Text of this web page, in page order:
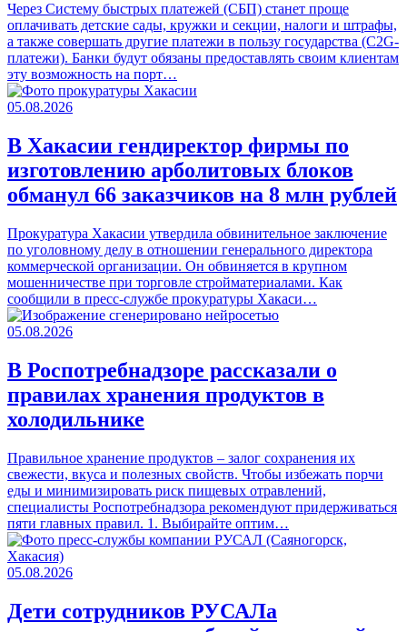
Через Систему быстрых платежей (СБП) станет проще
оплачивать детские сады, кружки и секции, налоги и штрафы,
а также совершать другие платежи в пользу государства (С2G-
платежи). Банки будут обязаны предоставлять своим клиентам
эту возможность на порт…
05.08.2026
В Хакасии гендиректор фирмы по
изготовлению арболитовых блоков
обманул 66 заказчиков на 8 млн рублей
Прокуратура Хакасии утвердила обвинительное заключение
по уголовному делу в отношении генерального директора
коммерческой организации. Он обвиняется в крупном
мошенничестве при торговле стройматериалами. Как
сообщили в пресс-службе прокуратуры Хакаси…
05.08.2026
В Роспотребнадзоре рассказали о
правилах хранения продуктов в
холодильнике
Правильное хранение продуктов – залог сохранения их
свежести, вкуса и полезных свойств. Чтобы избежать порчи
еды и минимизировать риск пищевых отравлений,
специалисты Роспотребнадзора рекомендуют придерживаться
пяти главных правил. 1. Выбирайте оптим…
05.08.2026
Дети сотрудников РУСАЛа